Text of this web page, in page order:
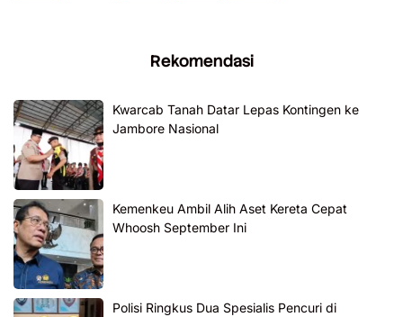
Rekomendasi
Kwarcab Tanah Datar Lepas Kontingen ke
Jambore Nasional
Kemenkeu Ambil Alih Aset Kereta Cepat
Whoosh September Ini
Polisi Ringkus Dua Spesialis Pencuri di